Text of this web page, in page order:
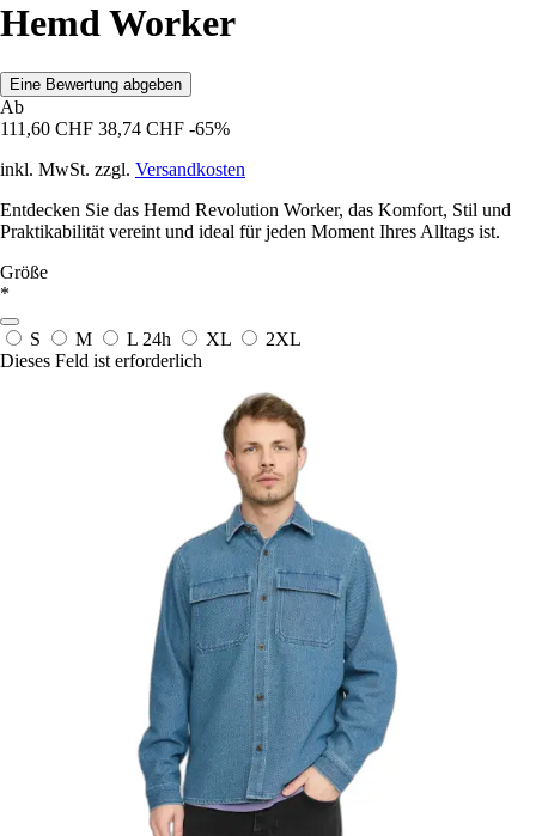
Hemd Worker
Eine Bewertung abgeben
Ab
111,60 CHF 38,74 CHF -65%
inkl. MwSt. zzgl. Versandkosten
Entdecken Sie das Hemd Revolution Worker, das Komfort, Stil und
Praktikabilität vereint und ideal für jeden Moment Ihres Alltags ist.
Größe
*
S M L 24h XL
2XL
Dieses Feld ist erforderlich